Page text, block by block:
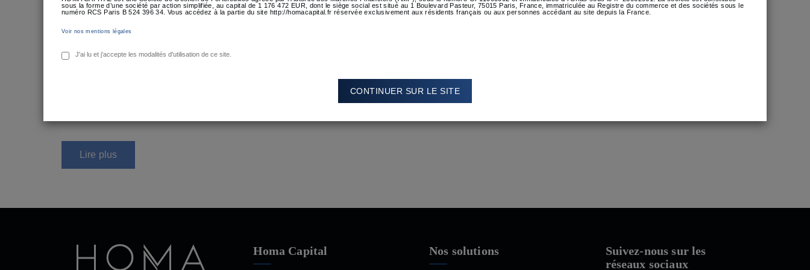
Lire plus
Posted26 novembre 2019 Lucie Interviews
[INTERVIEW] Cybersécurité, les nouveaux défis
Lire plus
Homa Capital Nos solutions
Suivez-nous sur les
réseaux sociaux
sous la forme d’une société par action simplifiée, au capital de 1 176 472 EUR, dont le siège social est situé au 1 Boulevard Pasteur, 75015 Paris, France, immatriculée au Registre du commerce et des sociétés sous le
numéro RCS Paris B 524 396 34. Vous accédez à la partie du site http://homacapital.fr réservée exclusivement aux résidents français ou aux personnes accédant au site depuis la France.
Voir nos mentions légales
J'ai lu et j'accepte les modalités d'utilisation de ce site.
CONTINUER SUR LE SITE